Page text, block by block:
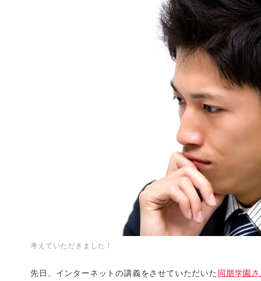
考えていただきました！
先日、インターネットの講義をさせていただいた同朋学園